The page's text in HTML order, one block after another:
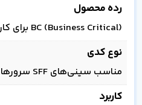
رده محصول
BC (Business Critical) برای کارکرد 24×7
نوع کدی
مناسب سینی‌های SFF سرورهای HPE
کاربرد